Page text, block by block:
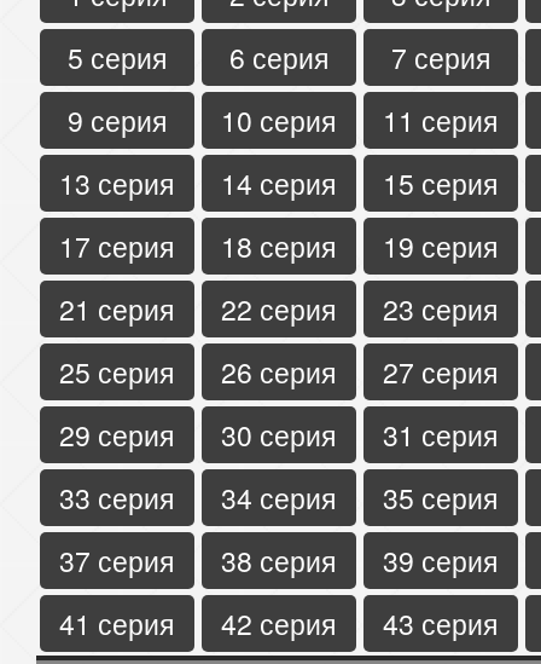
5 серия
6 серия
7 серия
9 серия
10 серия
11 серия
13 серия
14 серия
15 серия
17 серия
18 серия
19 серия
21 серия
22 серия
23 серия
25 серия
26 серия
27 серия
29 серия
30 серия
31 серия
33 серия
34 серия
35 серия
37 серия
38 серия
39 серия
41 серия
42 серия
43 серия